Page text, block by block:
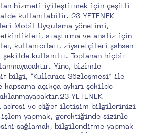
hizmeti iyileştirmek için çeşitli
kullanılabilir. 23 YETENEK
Mobil Uygulama yönetimi,
etkinlikleri, araştırma ve analiz için
kullanıcıları, ziyaretçileri şahsen
şekilde kullanılır. Toplanan hiçbir
Yine, bizimle
bilgi, “Kullanıcı Sözleşmesi” ile
açıkça aykırı şekilde
YETENEK
adresi ve diğer iletişim bilgilerinizi
yapmak, gerektiğinde sizinle
sağlamak, bilgilendirme yapmak